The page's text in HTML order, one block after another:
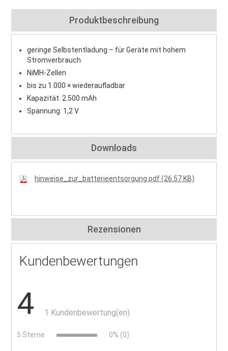
Produktbeschreibung
geringe Selbstentladung – für Geräte mit hohem
Stromverbrauch
NiMH-Zellen
bis zu 1.000 × wiederaufladbar
Kapazität: 2.500 mAh
Spannung: 1,2 V
Downloads
hinweise_zur_batterieentsorgung.pdf (26.57 KB)
Rezensionen
Kundenbewertungen
4 1 Kundenbewertung(en)
5 Sterne 0% (0)